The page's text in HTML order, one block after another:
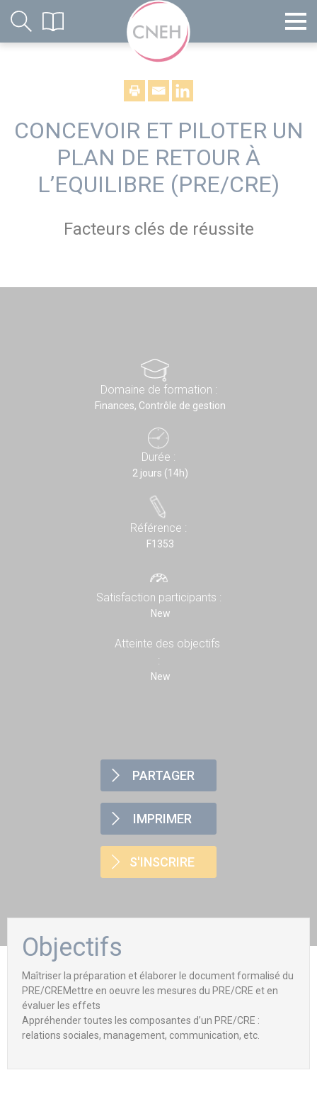
CONCEVOIR ET PILOTER UN
PLAN DE RETOUR À
L’EQUILIBRE (PRE/CRE)
Facteurs clés de réussite
Domaine de formation :
Finances, Contrôle de gestion
Durée :
2 jours (14h)
Référence :
F1353
Satisfaction participants :
New
Atteinte des objectifs
:
New
PARTAGER
IMPRIMER
S'INSCRIRE
Objectifs
Maîtriser la préparation et élaborer le document formalisé du
PRE/CREMettre en oeuvre les mesures du PRE/CRE et en
évaluer les effets
Appréhender toutes les composantes d’un PRE/CRE :
relations sociales, management, communication, etc.